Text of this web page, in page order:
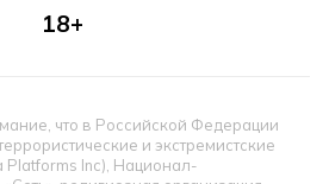
18+
что в Российской Федерации
и экстремистские
Platforms Inc), Национал-